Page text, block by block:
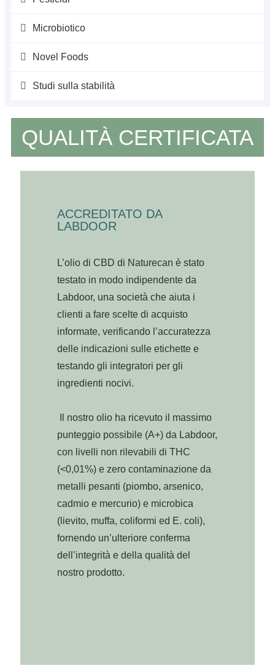
Microbiotico
Novel Foods
Studi sulla stabilità
QUALITÀ CERTIFICATA
ACCREDITATO DA
LABDOOR
L’olio di CBD di Naturecan è stato
testato in modo indipendente da
Labdoor, una società che aiuta i
clienti a fare scelte di acquisto
informate, verificando l’accuratezza
delle indicazioni sulle etichette e
testando gli integratori per gli
ingredienti nocivi.
Il nostro olio ha ricevuto il massimo
punteggio possibile (A+) da Labdoor,
con livelli non rilevabili di THC
(<0,01%) e zero contaminazione da
metalli pesanti (piombo, arsenico,
cadmio e mercurio) e microbica
(lievito, muffa, coliformi ed E. coli),
fornendo un’ulteriore conferma
dell’integrità e della qualità del
nostro prodotto.